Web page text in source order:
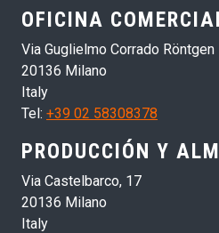
OFICINA
Via Guglielmo Corrado Röntgen
20136 Milano
Italy
Tel: +39 02 58308378
PRODUCCIÓN Y
Via Castelbarco, 17
20136 Milano
Italy